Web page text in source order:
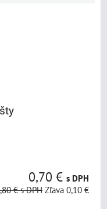
0,70 € s DPH
€s DPH Zľava 0,10 €